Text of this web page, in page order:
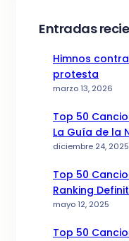
Entradas
Himnos
protesta
marzo 13, 2026
Top 50
La Guía de la
diciembre 24, 2025
Top 50
Ranking
mayo 12, 2025
Top 50